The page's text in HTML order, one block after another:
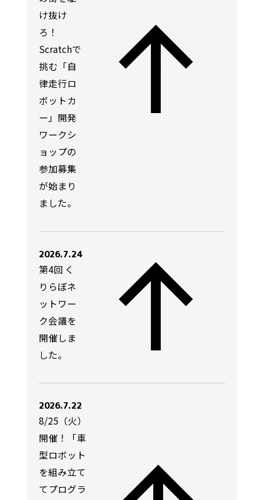
け抜け
ろ！
Scratchで
挑む「自
律走行ロ
ボットカ
ー」開発
ワークシ
ョップの
参加募集
が始まり
ました。
2026.7.24
第4回 く
りらぼネ
ットワー
ク会議を
開催しま
した。
2026.7.22
8/25（火）
開催！「車
型ロボット
を組み立て
てプログラ